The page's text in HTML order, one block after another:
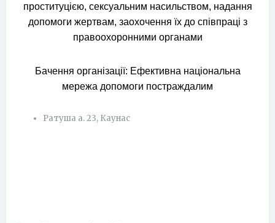
проституцією, сексуальним насильством, надання
допомоги жертвам, заохочення їх до співпраці з
правоохоронними органами
Бачення організації: Ефективна національна
мережа допомоги постраждалим
Ратуша а. 23, Каунас